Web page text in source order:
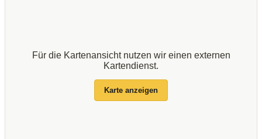
Für die Kartenansicht nutzen wir einen externen
Kartendienst.
Karte anzeigen